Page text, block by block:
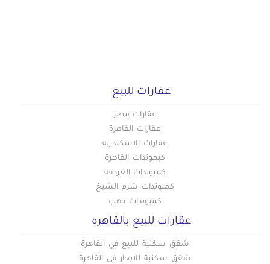
عقارات للبيع
عقارات مصر
عقارات القاهرة
عقارات الاسكندرية
كبموندات القاهرة
كمبوندات الغردقة
كمبوندات شرم الشيخ
كمبوندات دهب
عقارات للبيع بالقاهره
شقق سكنية للبيع في القاهرة
شقق سكنية للايجار في القاهرة